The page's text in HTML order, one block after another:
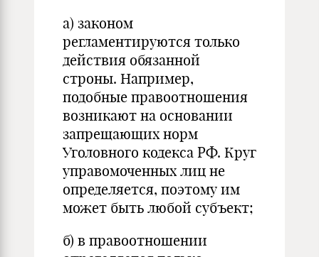
а) законом
регламентируются только
действия обязанной
строны. Например,
подобные правоотношения
возникают на основании
запрещающих норм
Уголовного кодекса РФ. Круг
управомоченных лиц не
определяется, поэтому им
может быть любой субъект;
б) в правоотношении